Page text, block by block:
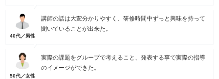
40代／男性
講師の話は大変分かりやすく、研修時間中ずっと興味を持って
聞いていることが出来た。
50代／女性
実際の課題をグループで考えること、発表する事で実際の指導
のイメージができた。